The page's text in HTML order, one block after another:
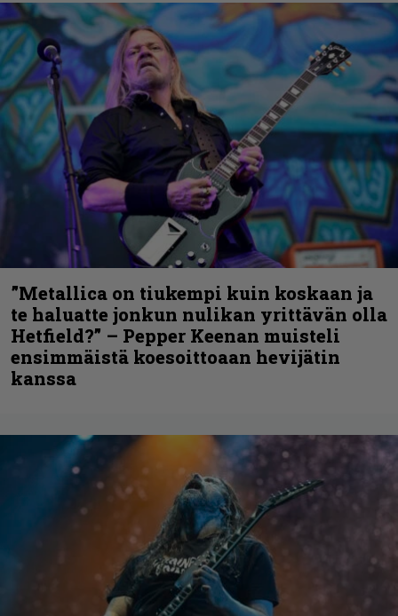
”Metallica on tiukempi kuin koskaan ja
te haluatte jonkun nulikan yrittävän olla
Hetfield?” – Pepper Keenan muisteli
ensimmäistä koesoittoaan hevijätin
kanssa